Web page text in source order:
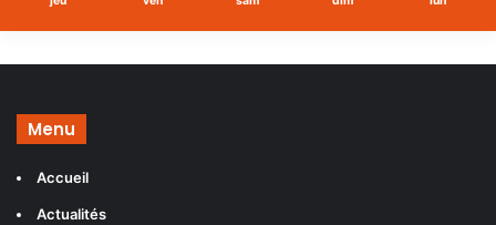
Menu
Accueil
Actualités